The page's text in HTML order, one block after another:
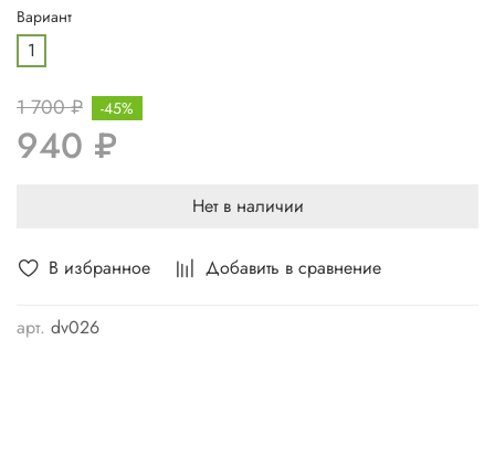
В избранное Добавить в сравнение
арт. dv026
Вариант
1
1 700 ₽
940 ₽
-45%
Нет в наличии